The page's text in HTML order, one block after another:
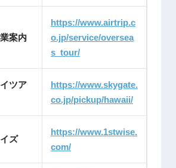
案内
https://www.airtrip.c
o.jp/service/oversea
s_tour/
ツア
https://www.skygate.
co.jp/pickup/hawaii/
ズ
https://www.1stwise.
com/